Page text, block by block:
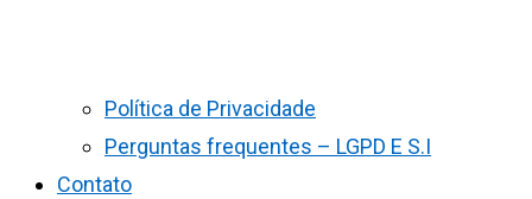
Política de Privacidade
Perguntas frequentes – LGPD E S.I
Contato